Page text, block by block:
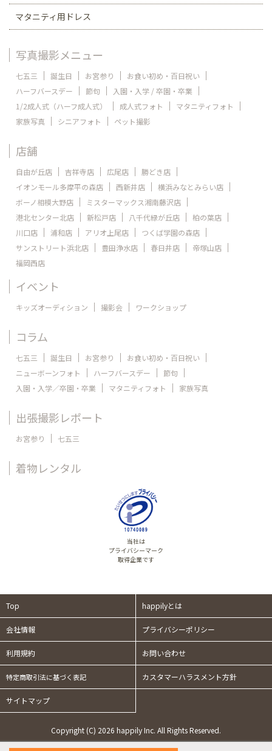
マタニティ用ドレス
写真撮影メニュー
七五三 誕生日 お宮参り
お食い初め・百日祝い
ハーフバースデー
節句
入園・入学 / 卒園・卒業
1/2成人式（ハーフ成人式）
成人式フォト
マタニティフォト
家族写真
シニアフォト ペット撮影
店舗
自由が丘店 吉祥寺店 広尾店
勝どき店
イオンモール多摩平の森店
西新井店
横浜みなとみらい店
ボーノ相模大野店
ミスターマックス湘南藤沢店
港北センター北店
新松戸店 八千代緑が丘店
柏の葉店
川口店
浦和店 アリオ上尾店
つくば学園の森店
サンストリート浜北店
豊田浄水店 春日井店
帝塚山店
福岡西店
イベント
キッズオーディション 撮影会 ワークショップ
コラム
七五三 誕生日 お宮参り
お食い初め・百日祝い
ニューボーンフォト
ハーフバースデー
節句
入園・入学／卒園・卒業
マタニティフォト 家族写真
出張撮影レポート
お宮参り 七五三
着物レンタル
当社は
プライバシーマーク
取得企業です
Top happilyとは
会社情報 プライバシーポリシー
利用規約 お問い合わせ
特定商取引法に基づく表記 カスタマーハラスメント方針
サイトマップ
Copyright (C) 2026 happily Inc. All Rights Reserved.